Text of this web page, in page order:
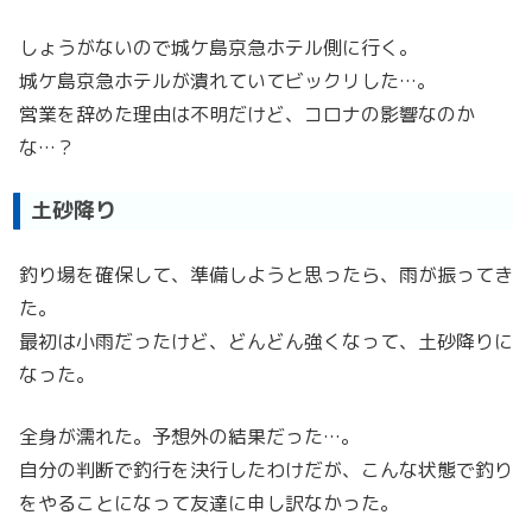
しょうがないので城ケ島京急ホテル側に行く。
城ケ島京急ホテルが潰れていてビックリした…。
営業を辞めた理由は不明だけど、コロナの影響なのか
な…？
土砂降り
釣り場を確保して、準備しようと思ったら、雨が振ってき
た。
最初は小雨だったけど、どんどん強くなって、土砂降りに
なった。
全身が濡れた。予想外の結果だった…。
自分の判断で釣行を決行したわけだが、こんな状態で釣り
をやることになって友達に申し訳なかった。